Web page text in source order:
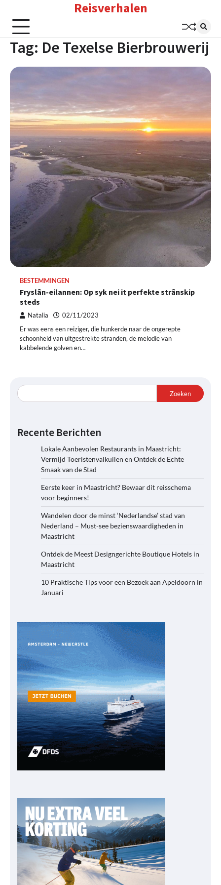
content
Reisverhalen
Tag: De Texelse Bierbrouwerij
BESTEMMINGEN
Fryslân-eilannen: Op syk nei it perfekte strânskip
steds
Natalia 02/11/2023
Er was eens een reiziger, die hunkerde naar de ongerepte
schoonheid van uitgestrekte stranden, de melodie van
kabbelende golven en…
Zoeken
Recente Berichten
Lokale Aanbevolen Restaurants in Maastricht:
Vermijd Toeristenvalkuilen en Ontdek de Echte
Smaak van de Stad
Eerste keer in Maastricht? Bewaar dit reisschema
voor beginners!
Wandelen door de minst ‘Nederlandse’ stad van
Nederland – Must-see bezienswaardigheden in
Maastricht
Ontdek de Meest Designgerichte Boutique Hotels in
Maastricht
10 Praktische Tips voor een Bezoek aan Apeldoorn in
Januari